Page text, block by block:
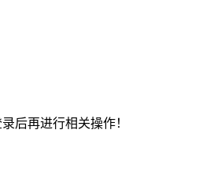
后再进行相关操作！